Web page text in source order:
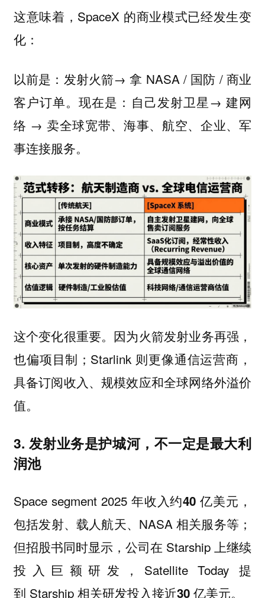
这意味着，SpaceX 的商业模式已经发生变
化：
以前是：发射火箭→ 拿 NASA / 国防 / 商业
客户订单。现在是：自己发射卫星→ 建网
络 → 卖全球宽带、海事、航空、企业、军
事连接服务。
这个变化很重要。因为火箭发射业务再强，
也偏项目制；Starlink 则更像通信运营商，
具备订阅收入、规模效应和全球网络外溢价
值。
3. 发射业务是护城河，不一定是最大利
润池
Space segment 2025 年收入约40 亿美元 ，
包括发射、载人航天、NASA 相关服务等；
但招股书同时显示，公司在 Starship 上继续
投入巨额研发，Satellite Today 提
到 Starship 相关研发投入接近30 亿美元。